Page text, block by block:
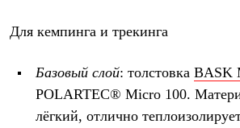
Для кемпинга и трекинга
Базовый слой: толстовка BASK
POLARTEC® Micro 100.
лёгкий, отлично